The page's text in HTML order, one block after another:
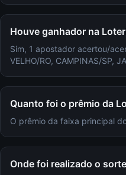
Houve ganhador na
Sim, 1 apostador acertou/
VELHO/RO, CAMPINAS/SP,
Quanto foi o prêmio da
O prêmio da faixa principal
Onde foi realizado o